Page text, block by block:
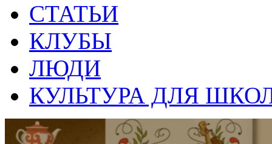
СТАТЬИ
КЛУБЫ
ЛЮДИ
КУЛЬТУРА ДЛЯ